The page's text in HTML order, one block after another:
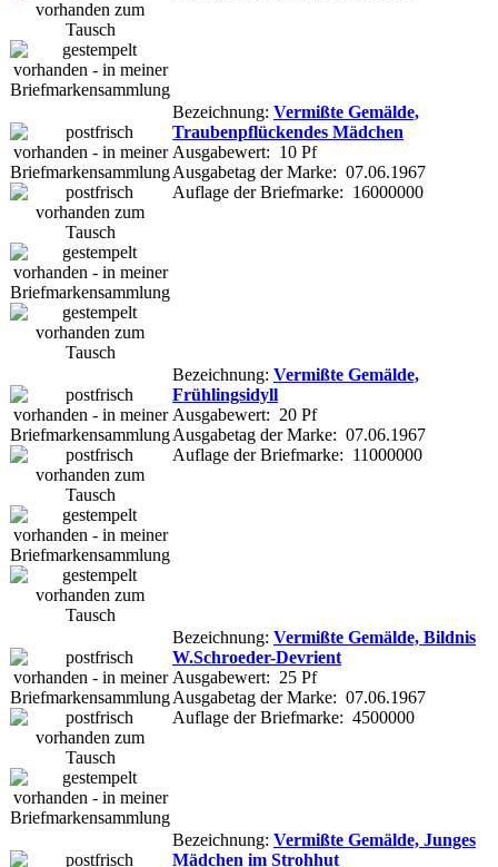
Bezeichnung: Vermißte Gemälde,
Traubenpflückendes Mädchen
Ausgabewert: 10 Pf
Ausgabetag der Marke: 07.06.1967
Auflage der Briefmarke: 16000000
Bezeichnung: Vermißte Gemälde,
Frühlingsidyll
Ausgabewert: 20 Pf
Ausgabetag der Marke: 07.06.1967
Auflage der Briefmarke: 11000000
Bezeichnung: Vermißte Gemälde, Bildnis
W.Schroeder-Devrient
Ausgabewert: 25 Pf
Ausgabetag der Marke: 07.06.1967
Auflage der Briefmarke: 4500000
Bezeichnung: Vermißte Gemälde, Junges
Mädchen im Strohhut